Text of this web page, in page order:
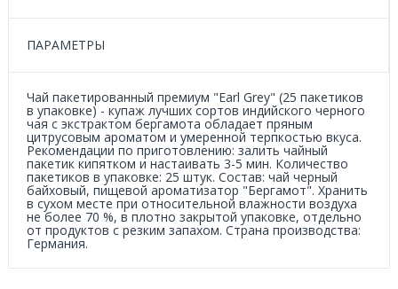
ПАРАМЕТРЫ
Чай пакетированный премиум "Earl Grey" (25 пакетиков
в упаковке) - купаж лучших сортов индийского черного
чая с экстрактом бергамота обладает пряным
цитрусовым ароматом и умеренной терпкостью вкуса.
Рекомендации по приготовлению: залить чайный
пакетик кипятком и настаивать 3-5 мин. Количество
пакетиков в упаковке: 25 штук. Состав: чай черный
байховый, пищевой ароматизатор "Бергамот". Хранить
в сухом месте при относительной влажности воздуха
не более 70 %, в плотно закрытой упаковке, отдельно
от продуктов с резким запахом. Страна производства:
Германия.